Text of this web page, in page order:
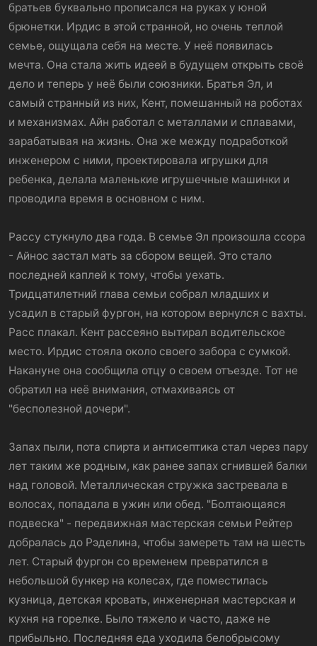
братьев буквально прописался на руках у юной
брюнетки. Ирдис в этой странной, но очень теплой
семье, ощущала себя на месте. У неё появилась
мечта. Она стала жить идеей в будущем открыть своё
дело и теперь у неё были союзники. Братья Эл, и
самый странный из них, Кент, помешанный на роботах
и механизмах. Айн работал с металлами и сплавами,
зарабатывая на жизнь. Она же между подработкой
инженером с ними, проектировала игрушки для
ребенка, делала маленькие игрушечные машинки и
проводила время в основном с ним.
Рассу стукнуло два года. В семье Эл произошла ссора
- Айнос застал мать за сбором вещей. Это стало
последней каплей к тому, чтобы уехать.
Тридцатилетний глава семьи собрал младших и
усадил в старый фургон, на котором вернулся с вахты.
Расс плакал. Кент рассеяно вытирал водительское
место. Ирдис стояла около своего забора с сумкой.
Накануне она сообщила отцу о своем отъезде. Тот не
обратил на неё внимания, отмахиваясь от
"бесполезной дочери".
Запах пыли, пота спирта и антисептика стал через пару
лет таким же родным, как ранее запах сгнившей балки
над головой. Металлическая стружка застревала в
волосах, попадала в ужин или обед. "Болтающаяся
подвеска" - передвижная мастерская семьи Рейтер
добралась до Рэделина, чтобы замереть там на шесть
лет. Старый фургон со временем превратился в
небольшой бункер на колесах, где поместилась
кузница, детская кровать, инженерная мастерская и
кухня на горелке. Было тяжело и часто, даже не
прибыльно. Последняя еда уходила белобрысому